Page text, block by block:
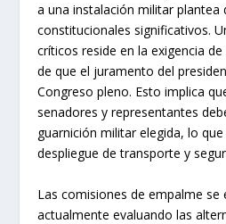
a una instalación militar plantea
constitucionales significativos.
críticos reside en la exigencia
de que el juramento del
Congreso pleno. Esto implica
senadores y representantes
guarnición militar elegida, lo
despliegue de transporte y
Las comisiones de empalme se
actualmente evaluando las